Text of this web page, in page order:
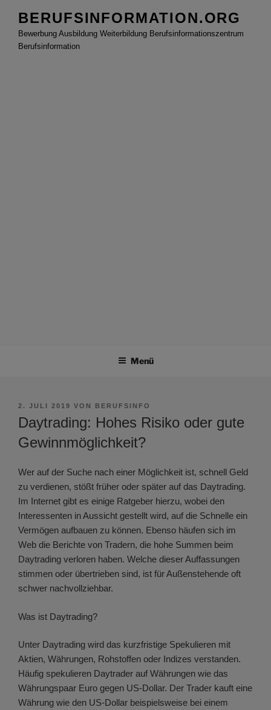
Inhalt
springen
BERUFSINFORMATION.ORG
Bewerbung Ausbildung Weiterbildung Berufsinformationszentrum
Berufsinformation
Menü
VERÖFFENTLICHT
AM
2. JULI 2019 VON BERUFSINFO
Daytrading: Hohes Risiko oder gute
Gewinnmöglichkeit?
Wer auf der Suche nach einer Möglichkeit ist, schnell Geld
zu verdienen, stößt früher oder später auf das Daytrading.
Im Internet gibt es einige Ratgeber hierzu, wobei den
Interessenten in Aussicht gestellt wird, auf die Schnelle ein
Vermögen aufbauen zu können. Ebenso häufen sich im
Web die Berichte von Tradern, die hohe Summen beim
Daytrading verloren haben. Welche dieser Auffassungen
stimmen oder übertrieben sind, ist für Außenstehende oft
schwer nachvollziehbar.
Was ist Daytrading?
Unter Daytrading wird das kurzfristige Spekulieren mit
Aktien, Währungen, Rohstoffen oder Indizes verstanden.
Häufig spekulieren Daytrader auf Währungen wie das
Währungspaar Euro gegen US-Dollar. Der Trader kauft eine
Währung wie den US-Dollar beispielsweise bei einem